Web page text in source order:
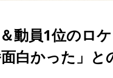
動員1位のロ
白かった」と